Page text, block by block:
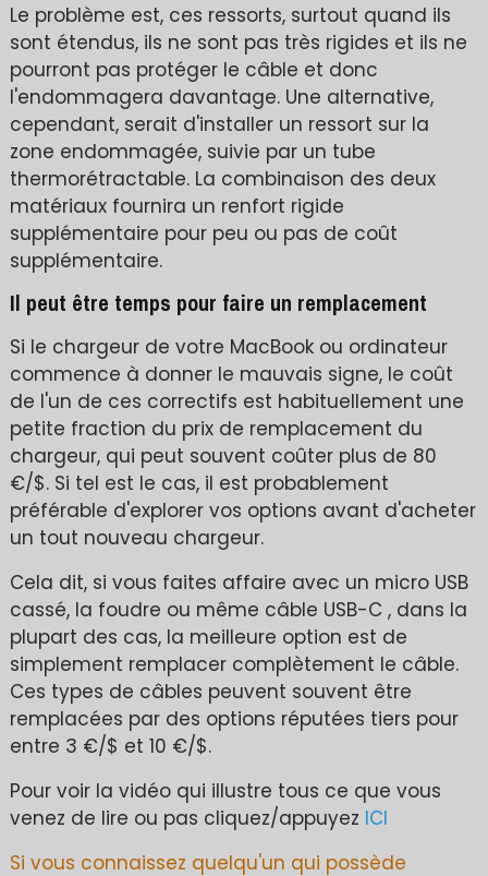
Le problème est, ces ressorts, surtout quand ils
sont étendus, ils ne sont pas très rigides et ils ne
pourront pas protéger le câble et donc
l'endommagera davantage. Une alternative,
cependant, serait d'installer un ressort sur la
zone endommagée, suivie par un tube
thermorétractable. La combinaison des deux
matériaux fournira un renfort rigide
supplémentaire pour peu ou pas de coût
supplémentaire.
Il peut être temps pour faire un remplacement
Si le chargeur de votre MacBook ou ordinateur
commence à donner le mauvais signe, le coût
de l'un de ces correctifs est habituellement une
petite fraction du prix de remplacement du
chargeur, qui peut souvent coûter plus de 80
€/$. Si tel est le cas, il est probablement
préférable d'explorer vos options avant d'acheter
un tout nouveau chargeur.
Cela dit, si vous faites affaire avec un micro USB
cassé, la foudre ou même câble USB-C , dans la
plupart des cas, la meilleure option est de
simplement remplacer complètement le câble.
Ces types de câbles peuvent souvent être
remplacées par des options réputées tiers pour
entre 3 €/$ et 10 €/$.
Pour voir la vidéo qui illustre tous ce que vous
venez de lire ou pas cliquez/appuyez ICI
Si vous connaissez quelqu'un qui possède